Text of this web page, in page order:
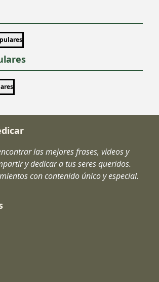
las mejores frases, videos y
y dedicar a tus seres queridos.
con contenido único y especial.